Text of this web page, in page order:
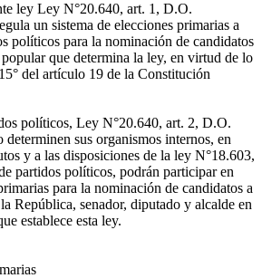
ley Ley N°20.640, art. 1, D.O.
un sistema de elecciones primarias a
políticos para la nominación de candidatos
que determina la ley, en virtud de lo
del artículo 19 de la Constitución
políticos, Ley N°20.640, art. 2, D.O.
determinen sus organismos internos, en
y a las disposiciones de la ley N°18.603,
partidos políticos, podrán participar en
para la nominación de candidatos a
República, senador, diputado y alcalde en
establece esta ley.